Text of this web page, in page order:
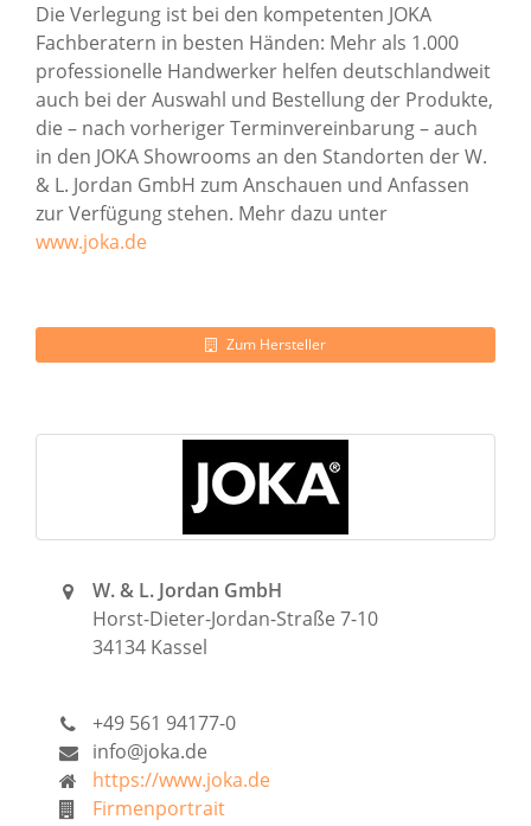
Die Verlegung ist bei den kompetenten JOKA
Fachberatern in besten Händen: Mehr als 1.000
professionelle Handwerker helfen deutschlandweit
auch bei der Auswahl und Bestellung der Produkte,
die – nach vorheriger Terminvereinbarung – auch
in den JOKA Showrooms an den Standorten der W.
& L. Jordan GmbH zum Anschauen und Anfassen
zur Verfügung stehen. Mehr dazu unter
www.joka.de
Zum Hersteller
W. & L. Jordan GmbH
Horst-Dieter-Jordan-Straße 7-10
34134 Kassel
+49 561 94177-0
info@joka.de
https://www.joka.de
Firmenportrait